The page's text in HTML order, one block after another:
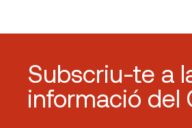
Subscriu-te a
informació del